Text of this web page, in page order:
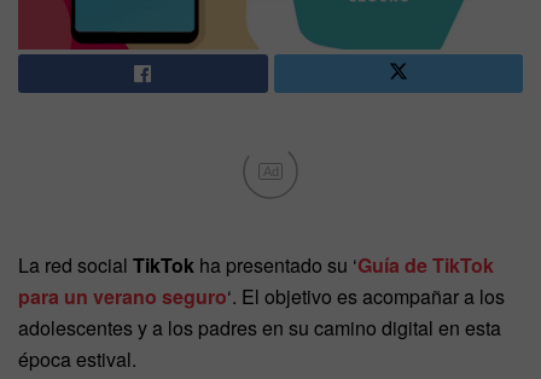
Ad
La red social TikTok ha presentado su ‘Guía de TikTok
para un verano seguro‘. El objetivo es acompañar a los
adolescentes y a los padres en su camino digital en esta
época estival.